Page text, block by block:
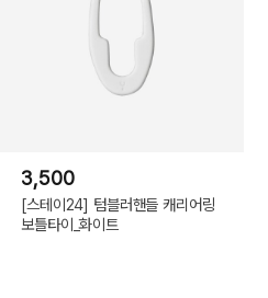
3,500
[스테이24] 텀블러핸들 캐리어링
보틀타이_화이트